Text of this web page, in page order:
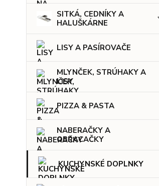
SITKÁ, CEDNÍKY A
HALUŠKÁRNE
LISY A PASÍROVAČE
MLYNČEK, STRÚHAKY A
LISY
PIZZA & PASTA
NABERAČKY A
OBRACAČKY
KUCHYNSKÉ DOPLNKY